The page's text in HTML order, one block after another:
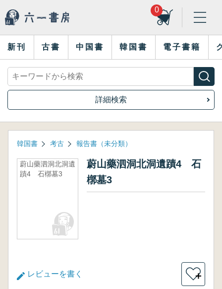
0
新刊 古書 中国書 韓国書 電子書籍
詳細検索
韓国書 考古 報告書（未分類）
蔚山藥泗洞北洞遺
蹟4 石槨墓3
蔚山藥泗洞北洞遺蹟4 石
槨墓3
レビューを書く ＋